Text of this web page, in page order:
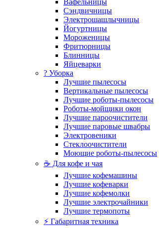
Сэндвичницы
Электрошашлычницы
Йогуртницы
Мороженицы
Фритюрницы
Блинницы
Яйцеварки
? Уборка
Лучшие пылесосы
Вертикальные пылесосы
Лучшие роботы-пылесосы
Роботы-мойщики окон
Лучшие пароочистители
Лучшие паровые швабры
Электровеники
Стеклоочистители
Моющие роботы-пылесосы
☕ Для кофе и чая
Лучшие кофемашины
Лучшие кофеварки
Лучшие кофемолки
Лучшие электрочайники
Лучшие термопоты
⚡ Габаритная техника